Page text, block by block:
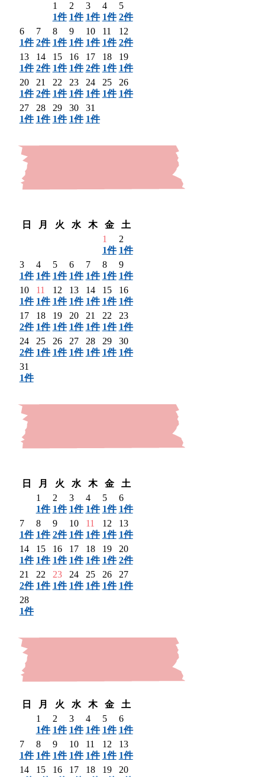
1
1件
2
1件
3
1件
4
1件
5
2件
6
1件
7
2件
8
1件
9
1件
10
1件
11
1件
12
2件
13
1件
14
2件
15
1件
16
1件
17
2件
18
1件
19
1件
20
1件
21
2件
22
1件
23
1件
24
1件
25
1件
26
1件
27
1件
28
1件
29
1件
30
1件
31
1件
日
月 火 水 木 金
土
1
1件
2
1件
3
1件
4
1件
5
1件
6
1件
7
1件
8
1件
9
1件
10
1件
11
1件
12
1件
13
1件
14
1件
15
1件
16
1件
17
2件
18
1件
19
1件
20
1件
21
1件
22
1件
23
1件
24
2件
25
1件
26
1件
27
1件
28
1件
29
1件
30
1件
31
1件
日
月 火 水 木 金
土
1
1件
2
1件
3
1件
4
1件
5
1件
6
1件
7
1件
8
1件
9
2件
10
1件
11
1件
12
1件
13
1件
14
1件
15
1件
16
1件
17
1件
18
1件
19
1件
20
2件
21
2件
22
1件
23
1件
24
1件
25
1件
26
1件
27
1件
28
1件
日
月 火 水 木 金
土
1
1件
2
1件
3
1件
4
1件
5
1件
6
1件
7
1件
8
1件
9
1件
10
1件
11
1件
12
1件
13
1件
14
15
16
17
18
19
20